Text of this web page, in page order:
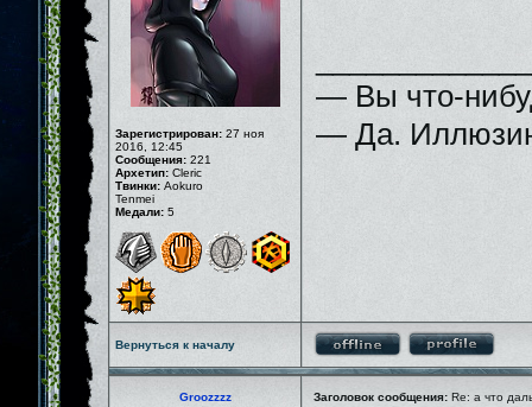
Зарегистрирован: 27 ноя
2016, 12:45
Сообщения: 221
Архетип: Cleric
Твинки: Aokuro
Tenmei
Медали: 5
— Вы что-
— Да.
Вернуться к началу
Groozzzz Заголовок сообщения: Re: а что